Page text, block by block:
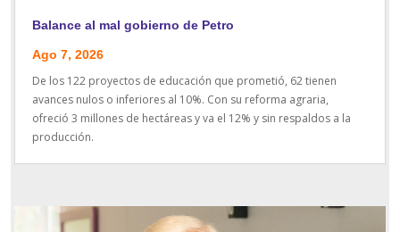
Balance al mal gobierno de Petro
Ago 7, 2026
De los 122 proyectos de educación que prometió, 62 tienen
avances nulos o inferiores al 10%. Con su reforma agraria,
ofreció 3 millones de hectáreas y va el 12% y sin respaldos a la
producción.